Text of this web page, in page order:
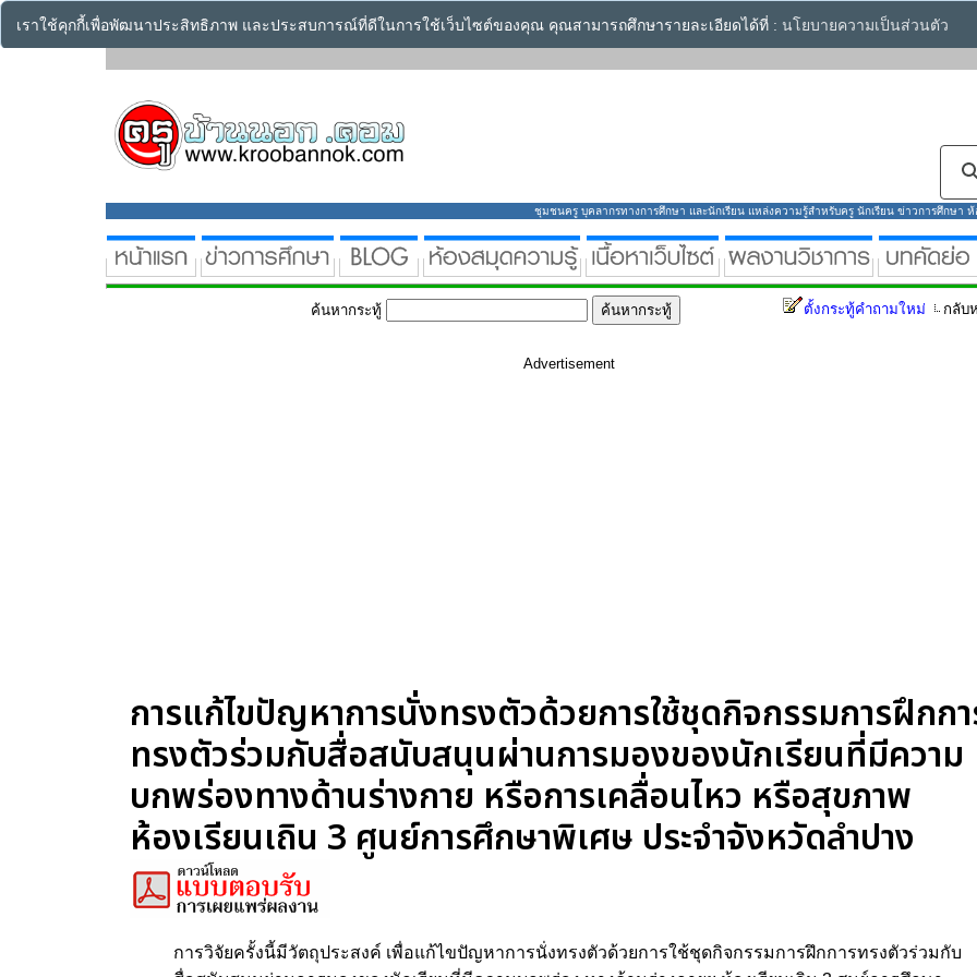
เราใช้คุกกี้เพื่อพัฒนาประสิทธิภาพ และประสบการณ์ที่ดีในการใช้เว็บไซต์ของคุณ คุณสามารถศึกษารายละเอียดได้ที่ : นโยบายความเป็นส่วนตัว
ชุมชนครู บุคลากรทางการศึกษา และนักเรียน แหล่งความรู้สำหรับครู นักเรียน ข่าวการศึกษา
ค้นหากระทู้ ตั้งกระทู้คำถามใหม่ กลับ
Advertisement
การแก้ไขปัญหาการนั่งทรงตัวด้วยการใช้ชุดกิจกรรมการฝึกก
ทรงตัวร่วมกับสื่อสนับสนุนผ่านการมองของนักเรียนที่มีความ
บกพร่องทางด้านร่างกาย หรือการเคลื่อนไหว หรือสุขภาพ
ห้องเรียนเถิน 3 ศูนย์การศึกษาพิเศษ ประจำจังหวัดลำปาง
การวิจัยครั้งนี้มีวัตถุประสงค์ เพื่อแก้ไขปัญหาการนั่งทรงตัวด้วยการใช้ชุดกิจกรรมการฝึกการทรงตัวร่วมกับ